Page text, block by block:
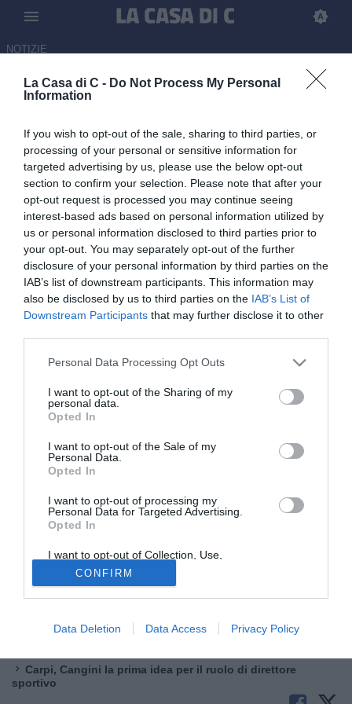
La Casa di C - Do Not Process My Personal
Information
If you wish to opt-out of the sale, sharing to third parties, or
processing of your personal or sensitive information for
targeted advertising by us, please use the below opt-out
section to confirm your selection. Please note that after your
opt-out request is processed you may continue seeing
interest-based ads based on personal information utilized by
us or personal information disclosed to third parties prior to
your opt-out. You may separately opt-out of the further
disclosure of your personal information by third parties on the
IAB’s list of downstream participants. This information may
also be disclosed by us to third parties on the IAB’s List of
Downstream Participants that may further disclose it to other
Personal Data Processing Opt Outs
I want to opt-out of the Sharing of my
personal data.
Opted In
I want to opt-out of the Sale of my
Personal Data.
Opted In
I want to opt-out of processing my
Personal Data for Targeted Advertising.
Opted In
I want to opt-out of Collection, Use,
Retention, Sale, and/or Sharing of my
Personal Data that Is Unrelated with the
Purposes for which it was collected.
Opted Out
CONFIRM
Data Deletion Data Access Privacy Policy
NOTIZIE
Carpi, per il ruolo di direttore
Zerminiani
29.05.2026 11:46 di Redazione
Carpi, per il ruolo di ds prende quota anche il nome di Carlo
Zerminiani, protagonista della scalata del Lumezzane fino alla
© foto di Daniele Luigi
Il Carpi è al lavoro per individuare il nuovo direttore
sportivo in vista della probabile partenza di Bernardi,
sempre più vicino alla Reggiana. Nei giorni scorsi vi
avevamo raccontato dell’interesse del club emiliano per
Sandro Cangini, attuale ds del Lentigione. Nelle ultime ore,
del Lumezzane dall’Eccellenza fino alla Serie C.
Carpi, Cangini la prima idea per il ruolo di direttore
sportivo